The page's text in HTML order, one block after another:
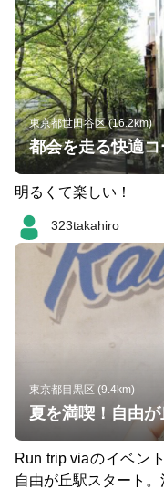
東京都世田谷区 (16.2km)
都会を走る快適コ
明るくて楽しい！
323takahiro
東京都目黒区 (9.4km)
Run trip viaのイベン
自由が丘駅スタート